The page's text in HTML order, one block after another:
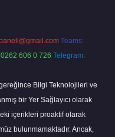
Teams:
606 0 726 Telegram:
Bilgi Teknolojileri ve
bir Yer Sağlayıcı olarak
içerikleri proaktif olarak
bulunmamaktadır. Ancak,